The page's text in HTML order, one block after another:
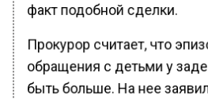
факт подобной сделки.
Прокурор считает, что
обращения с детьми у
быть больше. На нее